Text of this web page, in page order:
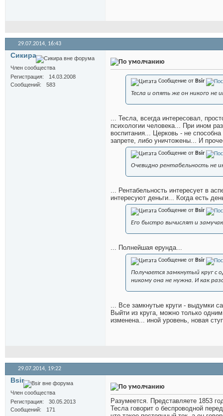
29.07.2014, 16:43
Сикира
Член сообщества
Регистрация
14.03.2008
Сообщений
583
Сообщение от Bsir
Тесла и опять же он никого не
... Тесла, всегда интересовал,
психологии человека... При ином
воспитания... Церковь - не
запрете, либо уничтожены... И
Сообщение от Bsir
Очевидно рентабельность не
... Рентабельность интересует в
интересуют деньги... Когда есть
Сообщение от Bsir
Его быстро вычислят и
... Полнейшая ерунда...
Сообщение от Bsir
Получается замкнутый круг с
никому она не нужна. И как
... Все замкнутые круги - выдумки
Выйти из круга, можно только
изменена... иной уровень, новая
29.07.2014, 19:22
Bsir
Член сообщества
Регистрация
30.05.2013
Сообщений
171
Разумеется. Представляете 1853
Тесла говорит о беспроводной